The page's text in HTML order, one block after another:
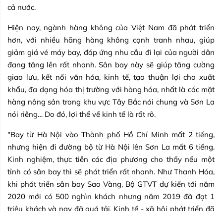
cả nước.
Hiện nay, ngành hàng không của Việt Nam đã phát triển
hơn, với nhiều hãng hàng không cạnh tranh nhau, giúp
giảm giá vé máy bay, đáp ứng nhu cầu đi lại của người dân
đang tăng lên rất nhanh. Sân bay này sẽ giúp tăng cường
giao lưu, kết nối văn hóa, kinh tế, tạo thuận lợi cho xuất
khẩu, đa dạng hóa thị trường với hàng hóa, nhất là các mặt
hàng nông sản trong khu vực Tây Bắc nói chung và Sơn La
nói riêng… Do đó, lợi thế về kinh tế là rất rõ.
"Bay từ Hà Nội vào Thành phố Hồ Chí Minh mất 2 tiếng,
nhưng hiện đi đường bộ từ Hà Nội lên Sơn La mất 6 tiếng.
Kinh nghiệm, thực tiễn các địa phương cho thấy nếu một
tỉnh có sân bay thì sẽ phát triển rất nhanh. Như Thanh Hóa,
khi phát triển sân bay Sao Vàng, Bộ GTVT dự kiến tới năm
2020 mới có 500 nghìn khách nhưng năm 2019 đã đạt 1
triệu khách và nay đã quá tải. Kinh tế - xã hội phát triển đã